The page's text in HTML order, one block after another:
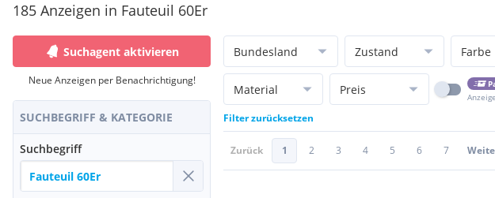
185 Anzeigen in Fauteuil 60Er
Suchagent aktivieren
Neue Anzeigen per Benachrichtigung!
SUCHBEGRIFF & KATEGORIE
Suchbegriff
Bundesland Zustand Farbe
Material Preis
Filter zurücksetzen
Zurück 1 2 3 4 5 6 7